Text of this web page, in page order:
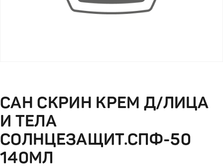
САН СКРИН КРЕМ Д/ЛИЦА
И ТЕЛА
СОЛНЦЕЗАЩИТ.СПФ-50
140МЛ